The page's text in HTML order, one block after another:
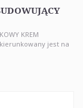
KREM
jest na